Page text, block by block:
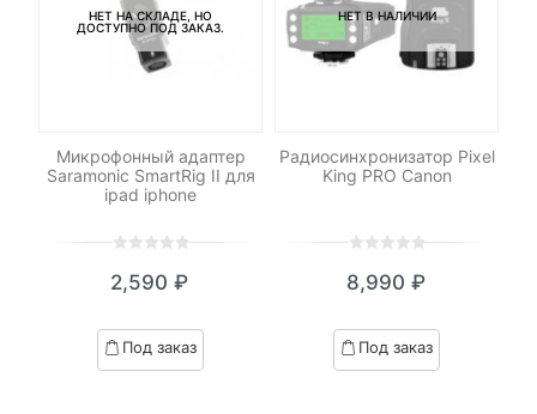
НЕТ НА СКЛАДЕ, НО
ДОСТУПНО ПОД ЗАКАЗ.
Микрофонный адаптер
Saramonic SmartRig II для
ipad iphone
out
based
on
2,590 ₽
Под заказ
НЕТ В НАЛИЧИИ
Радиосинхронизатор Pixel
King PRO Canon
out
based
on
8,990 ₽
Под заказ